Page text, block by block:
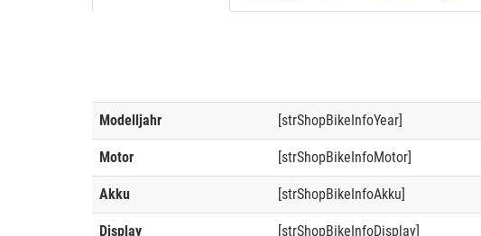
Modelljahr [strShopBikeInfoYear]
Motor [strShopBikeInfoMotor]
Akku [strShopBikeInfoAkku]
Display [strShopBikeInfoDisplay]